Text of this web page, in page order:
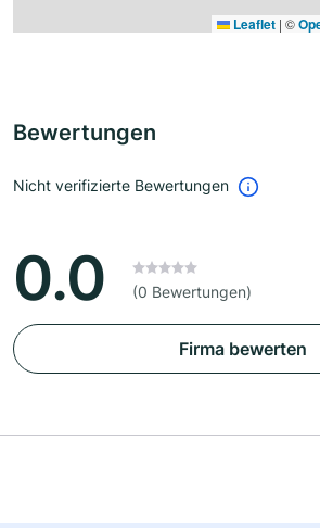
Leaflet | ©
Bewertungen
Nicht verifizierte Bewertungen
0.0 (0 Bewertungen)
Firma bewerten